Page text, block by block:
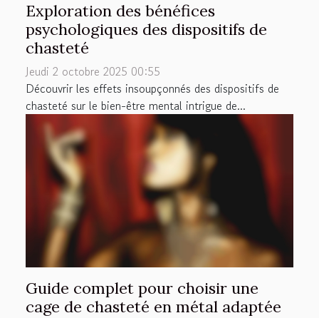
Exploration des bénéfices
psychologiques des dispositifs de
chasteté
Jeudi 2 octobre 2025 00:55
Découvrir les effets insoupçonnés des dispositifs de
chasteté sur le bien-être mental intrigue de...
Guide complet pour choisir une
cage de chasteté en métal adaptée